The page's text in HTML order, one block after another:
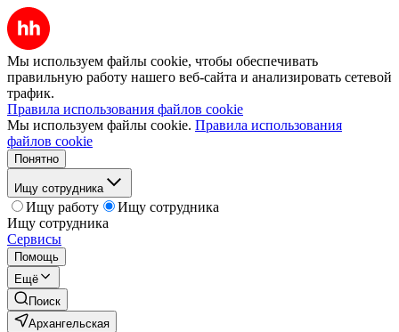
Мы используем файлы cookie, чтобы обеспечивать
правильную работу нашего веб-сайта и анализировать сетевой
трафик.
Правила использования файлов cookie
Мы используем файлы cookie. Правила использования
файлов cookie
Понятно
Ищу сотрудника
Ищу работу
Ищу сотрудника
Ищу сотрудника
Сервисы
Помощь
Ещё
Поиск
Архангельская